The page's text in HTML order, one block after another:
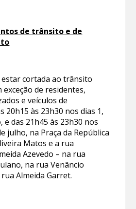
de trânsito e de
estar cortada ao trânsito
de residentes,
e veículos de
20h15 às 23h30 nos dias 1,
e das 21h45 às 23h30 nos
julho, na Praça da República
Matos e a rua
Azevedo – na rua
na rua Venâncio
Almeida Garret.